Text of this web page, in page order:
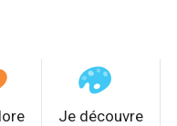
Je découvre